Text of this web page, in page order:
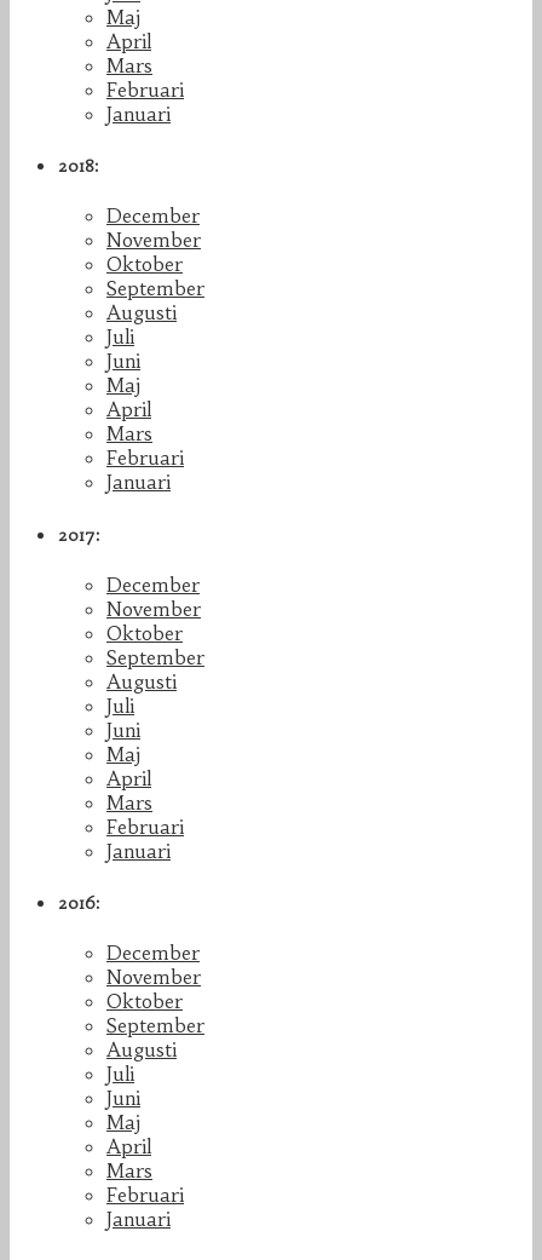
Maj
April
Mars
Februari
Januari
2018:
December
November
Oktober
September
Augusti
Juli
Juni
Maj
April
Mars
Februari
Januari
2017:
December
November
Oktober
September
Augusti
Juli
Juni
Maj
April
Mars
Februari
Januari
2016:
December
November
Oktober
September
Augusti
Juli
Juni
Maj
April
Mars
Februari
Januari